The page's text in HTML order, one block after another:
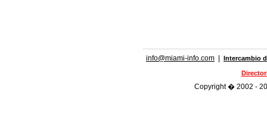
info@miami-info.com Intercambio
Copyright � 2002 -